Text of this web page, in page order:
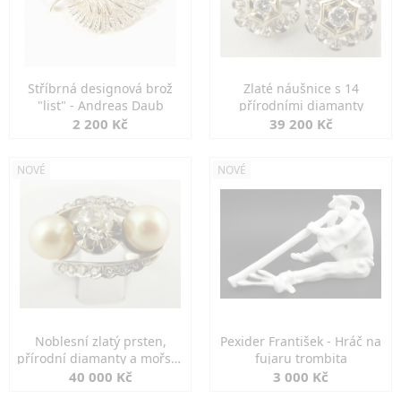
Stříbrná designová brož
"list" - Andreas Daub
2 200 Kč
Zlaté náušnice s 14
přírodními diamanty
39 200 Kč
NOVÉ
Noblesní zlatý prsten,
přírodní diamanty a mořské
perly
40 000 Kč
NOVÉ
Pexider František - Hráč na
fujaru trombita
3 000 Kč